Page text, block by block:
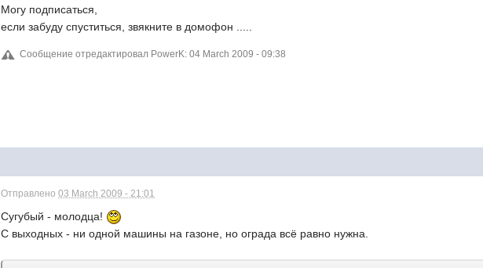
Могу подписаться,
если забуду спуститься, звякните в домофон .....
Сообщение отредактировал PowerK: 04 March 2009 - 09:38
Отправлено03 March 2009 - 21:01
Cугубый - молодца!
С выходных - ни одной машины на газоне, но ограда всё равно нужна.